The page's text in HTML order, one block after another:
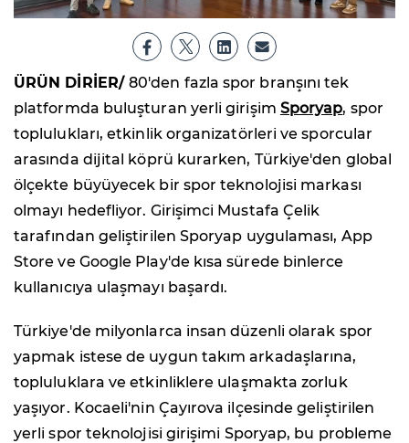
ÜRÜN DİRİER/80'den fazla spor branşını tek
platformda buluşturan yerli girişim Sporyap, spor
toplulukları, etkinlik organizatörleri ve sporcular
arasında dijital köprü kurarken, Türkiye'den global
ölçekte büyüyecek bir spor teknolojisi markası
olmayı hedefliyor. Girişimci Mustafa Çelik
tarafından geliştirilen Sporyap uygulaması, App
Store ve Google Play'de kısa sürede binlerce
kullanıcıya ulaşmayı başardı.
Türkiye'de milyonlarca insan düzenli olarak spor
yapmak istese de uygun takım arkadaşlarına,
topluluklara ve etkinliklere ulaşmakta zorluk
yaşıyor. Kocaeli'nin Çayırova ilçesinde geliştirilen
yerli spor teknolojisi girişimi Sporyap, bu probleme